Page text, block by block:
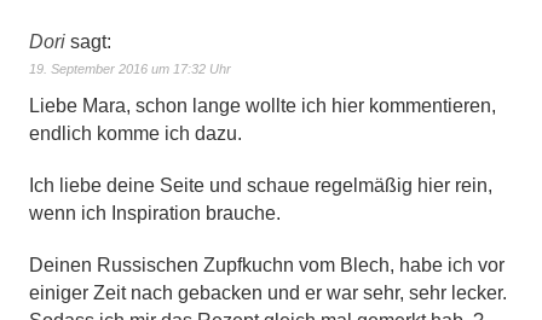
Dori sagt:
19. September 2016 um 17:32 Uhr
Liebe Mara, schon lange wollte ich hier kommentieren,
endlich komme ich dazu.
Ich liebe deine Seite und schaue regelmäßig hier rein,
wenn ich Inspiration brauche.
Deinen Russischen Zupfkuchn vom Blech, habe ich vor
einiger Zeit nach gebacken und er war sehr, sehr lecker.